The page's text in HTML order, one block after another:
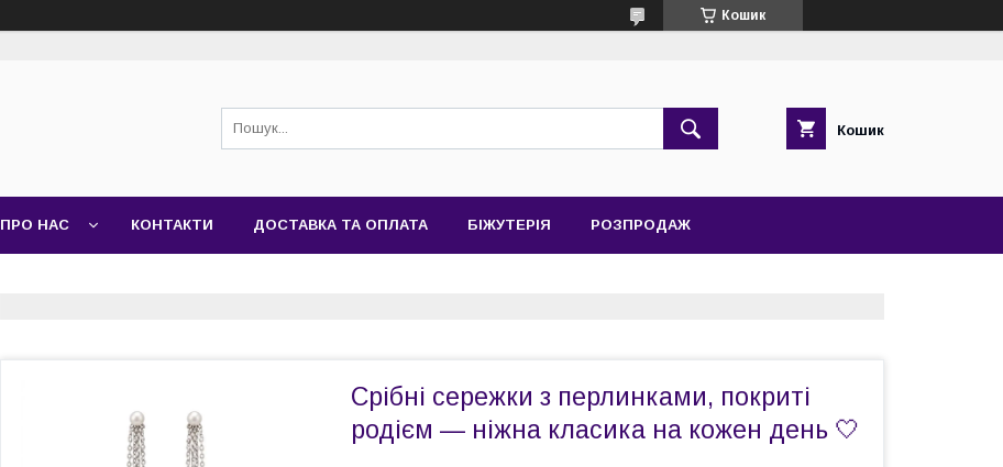
Кошик
Кошик
ПРО НАС КОНТАКТИ ДОСТАВКА ТА ОПЛАТА БІЖУТЕРІЯ РОЗПРОДАЖ
Срібні сережки з перлинками, покриті
родієм — ніжна класика на кожен день 🤍